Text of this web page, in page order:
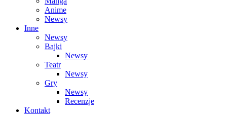
Anime
Newsy
Inne
Newsy
Bajki
Newsy
Teatr
Newsy
Gry
Newsy
Recenzje
Kontakt